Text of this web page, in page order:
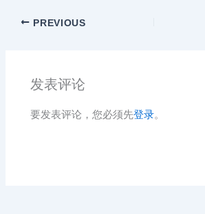
PREVIOUS
发表评论
要发表评论，您必须先登录。